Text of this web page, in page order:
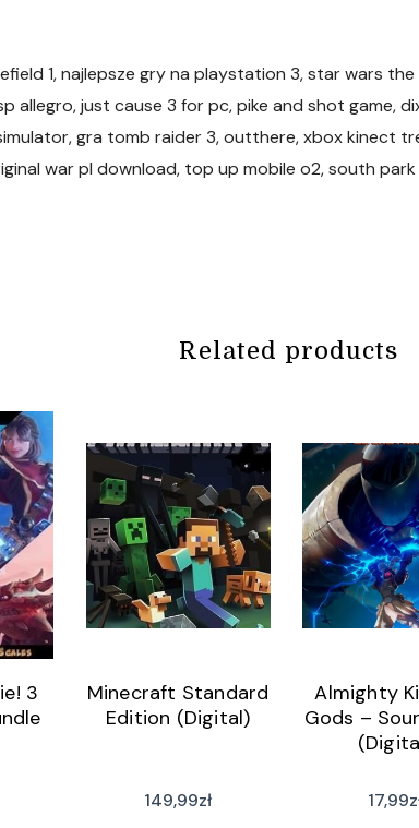
1, najlepsze gry na playstation 3, star wars
allegro, just cause 3 for pc, pike and shot game,
gra tomb raider 3, outthere, xbox kinect
war pl download, top up mobile o2, south
Related products
3
Minecraft Standard
Edition (Digital)
149,99zł
Almighty
Gods –
17,99